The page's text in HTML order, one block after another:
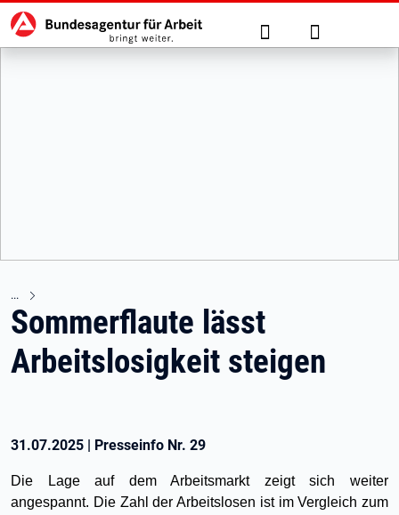
zu den Hauptinhalten springen
Hauptnavigation Suche Anmelden
Sommerflaute lässt
Arbeitslosigkeit steigen
31.07.2025 | Presseinfo Nr. 29
Die Lage auf dem Arbeitsmarkt zeigt sich weiter
angespannt. Die Zahl der Arbeitslosen ist im Vergleich zum